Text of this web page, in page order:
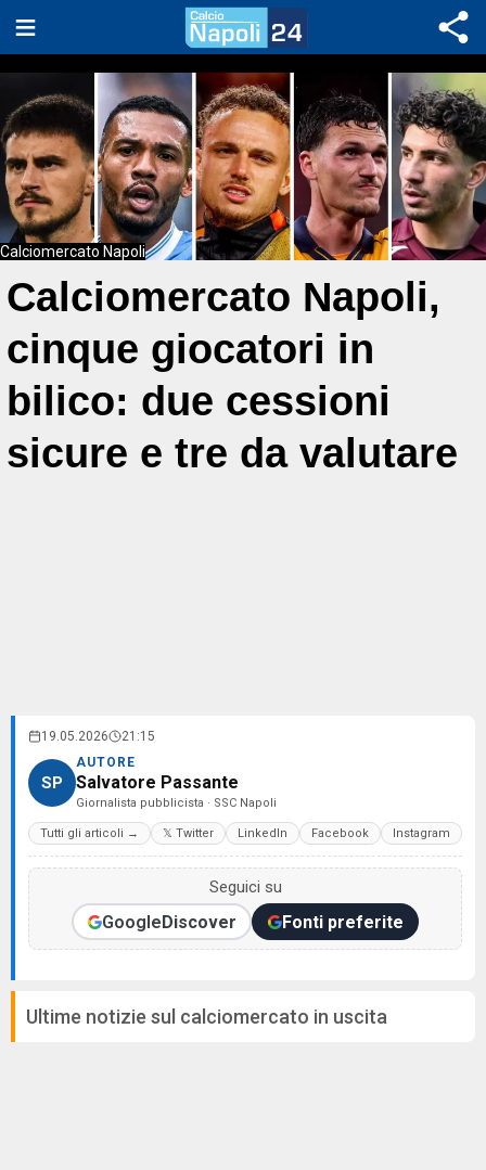
Calciomercato Napoli
Calciomercato Napoli,
cinque giocatori in
bilico: due cessioni
sicure e tre da valutare
19.05.2026 21:15
SP
AUTORE
Salvatore Passante
Giornalista pubblicista · SSC Napoli
Tutti gli articoli → 𝕏 Twitter LinkedIn Facebook Instagram
Seguici su
GoogleDiscover Fonti preferite
Ultime notizie sul calciomercato in uscita